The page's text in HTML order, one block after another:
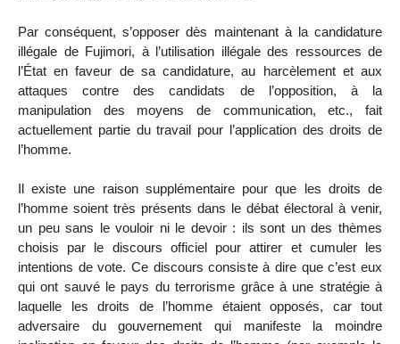
Par conséquent, s’opposer dès maintenant à la candidature
illégale de Fujimori, à l’utilisation illégale des ressources de
l’État en faveur de sa candidature, au harcèlement et aux
attaques contre des candidats de l’opposition, à la
manipulation des moyens de communication, etc., fait
actuellement partie du travail pour l’application des droits de
l’homme.
Il existe une raison supplémentaire pour que les droits de
l’homme soient très présents dans le débat électoral à venir,
un peu sans le vouloir ni le devoir : ils sont un des thèmes
choisis par le discours officiel pour attirer et cumuler les
intentions de vote. Ce discours consiste à dire que c’est eux
qui ont sauvé le pays du terrorisme grâce à une stratégie à
laquelle les droits de l’homme étaient opposés, car tout
adversaire du gouvernement qui manifeste la moindre